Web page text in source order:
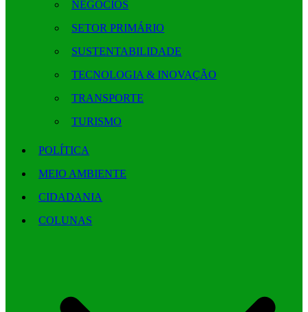
NEGÓCIOS
SETOR PRIMÁRIO
SUSTENTABILIDADE
TECNOLOGIA & INOVAÇÃO
TRANSPORTE
TURISMO
POLÍTICA
MEIO AMBIENTE
CIDADANIA
COLUNAS